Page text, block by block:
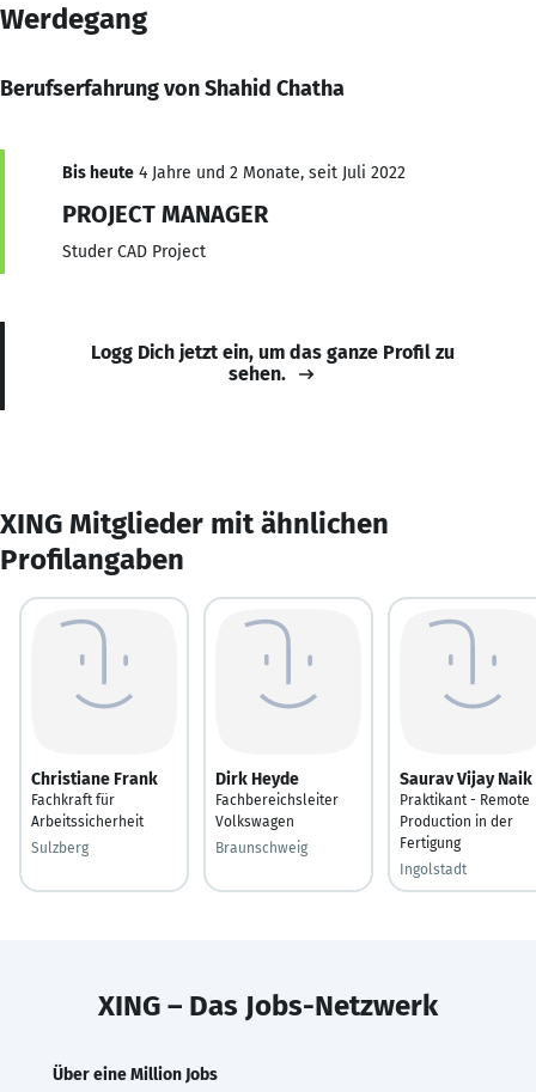
Werdegang
Berufserfahrung von Shahid Chatha
Bis heute 4 Jahre und 2 Monate, seit Juli 2022
PROJECT MANAGER
Studer CAD Project
Logg Dich jetzt ein, um das ganze Profil zu
sehen.
XING Mitglieder mit ähnlichen
Profilangaben
Christiane Frank
Fachkraft für
Arbeitssicherheit
Sulzberg
Dirk Heyde
Fachbereichsleiter
Volkswagen
Braunschweig
Saurav Vijay Naik
Praktikant - Remote
Production in der
Fertigung
Ingolstadt
XING – Das Jobs-Netzwerk
Über eine Million Jobs